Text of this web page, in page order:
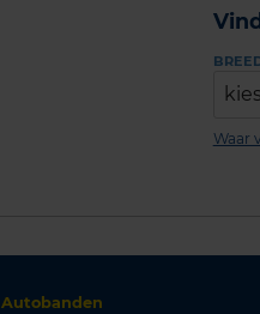
kies
Waar
Autobanden